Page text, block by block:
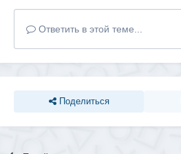
Ответить в этой теме...
Поделиться